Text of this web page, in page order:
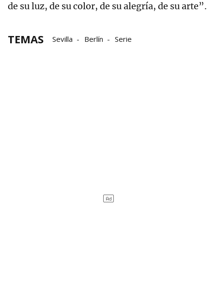
de su luz, de su color, de su alegría, de su arte”.
TEMAS Sevilla Berlín Serie